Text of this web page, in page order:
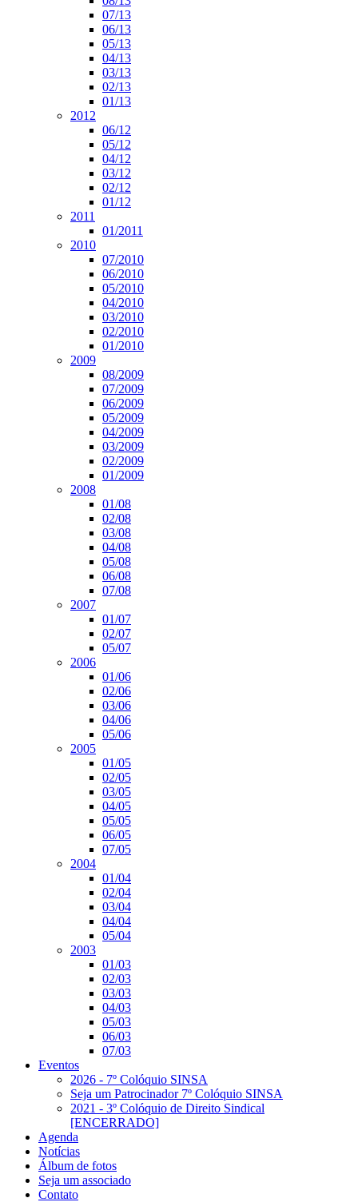
07/13
06/13
05/13
04/13
03/13
02/13
01/13
2012
06/12
05/12
04/12
03/12
02/12
01/12
2011
01/2011
2010
07/2010
06/2010
05/2010
04/2010
03/2010
02/2010
01/2010
2009
08/2009
07/2009
06/2009
05/2009
04/2009
03/2009
02/2009
01/2009
2008
01/08
02/08
03/08
04/08
05/08
06/08
07/08
2007
01/07
02/07
05/07
2006
01/06
02/06
03/06
04/06
05/06
2005
01/05
02/05
03/05
04/05
05/05
06/05
07/05
2004
01/04
02/04
03/04
04/04
05/04
2003
01/03
02/03
03/03
04/03
05/03
06/03
07/03
Eventos
2026 - 7º Colóquio SINSA
Seja um Patrocinador 7º Colóquio SINSA
2021 - 3º Colóquio de Direito Sindical
[ENCERRADO]
Agenda
Notícias
Álbum de fotos
Seja um associado
Contato